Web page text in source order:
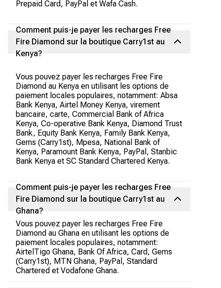
Prepaid Card, PayPal et Wafa Cash.
Comment puis-je payer les recharges Free
Fire Diamond sur la boutique Carry1st au
Kenya?
Vous pouvez payer les recharges Free Fire
Diamond au Kenya en utilisant les options de
paiement locales populaires, notamment: Absa
Bank Kenya, Airtel Money Kenya, virement
bancaire, carte, Commercial Bank of Africa
Kenya, Co-operative Bank Kenya, Diamond Trust
Bank, Equity Bank Kenya, Family Bank Kenya,
Gems (Carry1st), Mpesa, National Bank of
Kenya, Paramount Bank Kenya, PayPal, Stanbic
Bank Kenya et SC Standard Chartered Kenya.
Comment puis-je payer les recharges Free
Fire Diamond sur la boutique Carry1st au
Ghana?
Vous pouvez payer les recharges Free Fire
Diamond au Ghana en utilisant les options de
paiement locales populaires, notamment:
AirtelTigo Ghana, Bank Of Africa, Card, Gems
(Carry1st), MTN Ghana, PayPal, Standard
Chartered et Vodafone Ghana.